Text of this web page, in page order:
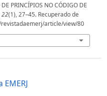
PRINCÍPIOS NO CÓDIGO DE
22(1), 27–45. Recuperado de
article/view/80